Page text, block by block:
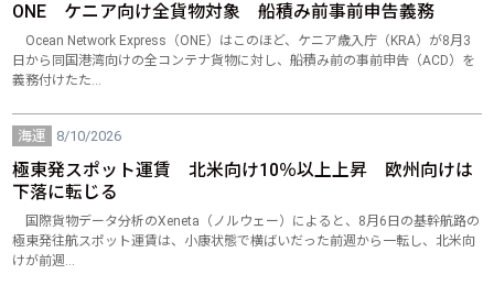
ONE ケニア向け全貨物対象 船積み前事前申告義務
Ocean Network Express（ONE）はこのほど、ケニア歳入庁（KRA）が8月3
日から同国港湾向けの全コンテナ貨物に対し、船積み前の事前申告（ACD）を
義務付けたた…
海運 8/10/2026
極東発スポット運賃 北米向け10％以上上昇 欧州向けは
下落に転じる
国際貨物データ分析のXeneta（ノルウェー）によると、8月6日の基幹航路の
極東発往航スポット運賃は、小康状態で横ばいだった前週から一転し、北米向
けが前週…